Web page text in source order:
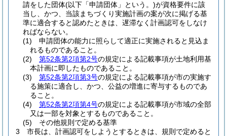
請をした団体(以下「申請団体」という。)が資格要件に該
当し、かつ、当該まちづくり実施計画の案が次に掲げる基
準に適合すると認めたときは、遅滞なく計画認可をしなけ
ればならない。
(1)
申請団体の能力に照らして適正に実施されると見込ま
れるものであること。
(2)
第52条第2項第2号の規定による記載事項が土地利用基
本計画に即したものであること。
(3)
第52条第2項第3号の規定による記載事項が市の実施す
る施策に適合し、かつ、公益の増進に寄与するものであ
ること。
(4)
第52条第2項第4号の規定による記載事項が市域の全部
又は一部を対象とするものであること。
(5)
その他規則で定める基準
3
市長は、計画認可をしようとするときは、規則で定めると